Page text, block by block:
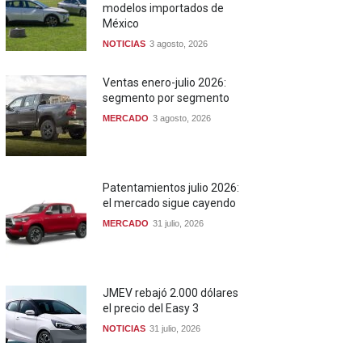
modelos importados de
México
NOTICIAS 3 agosto, 2026
Ventas enero-julio 2026:
segmento por segmento
MERCADO 3 agosto, 2026
Patentamientos julio 2026:
el mercado sigue cayendo
MERCADO 31 julio, 2026
JMEV rebajó 2.000 dólares
el precio del Easy 3
NOTICIAS 31 julio, 2026